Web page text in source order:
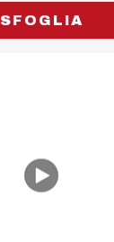
SFOGLIA